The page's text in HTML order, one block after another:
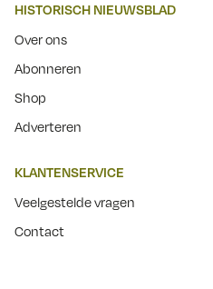
HISTORISCH NIEUWSBLAD
Over ons
Abonneren
Shop
Adverteren
KLANTENSERVICE
Veelgestelde vragen
Contact